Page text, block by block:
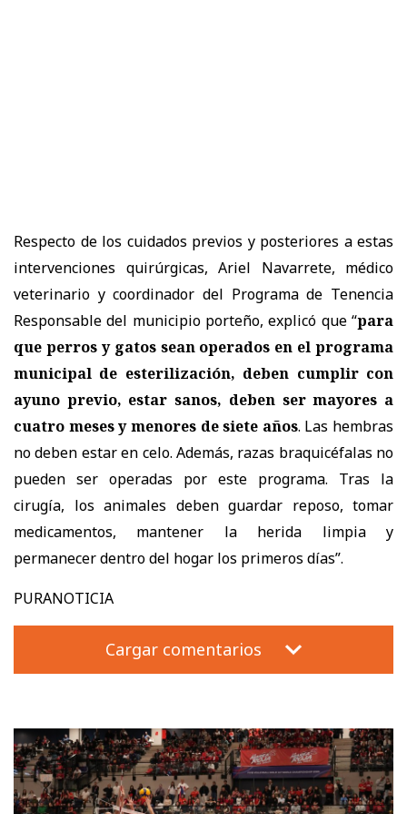
Respecto de los cuidados previos y posteriores a estas
intervenciones quirúrgicas, Ariel Navarrete, médico
veterinario y coordinador del Programa de Tenencia
Responsable del municipio porteño, explicó que “para
que perros y gatos sean operados en el programa
municipal de esterilización, deben cumplir con
ayuno previo, estar sanos, deben ser mayores a
cuatro meses y menores de siete años. Las hembras
no deben estar en celo. Además, razas braquicéfalas no
pueden ser operadas por este programa. Tras la
cirugía, los animales deben guardar reposo, tomar
medicamentos, mantener la herida limpia y
permanecer dentro del hogar los primeros días”.
PURANOTICIA
Cargar comentarios